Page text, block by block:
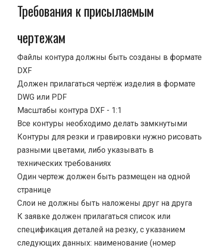
Требования к присылаемым
чертежам
Файлы контура должны быть созданы в формате
DXF
Должен прилагаться чертёж изделия в формате
DWG или PDF
Масштабы контура DXF - 1:1
Все контуры необходимо делать замкнутыми
Контуры для резки и гравировки нужно рисовать
разными цветами, либо указывать в
технических требованиях
Один чертеж должен быть размещен на одной
странице
Cлои не должны быть наложены друг на друга
К заявке должен прилагаться список или
спецификация деталей на резку, с указанием
следующих данных: наименование (номер